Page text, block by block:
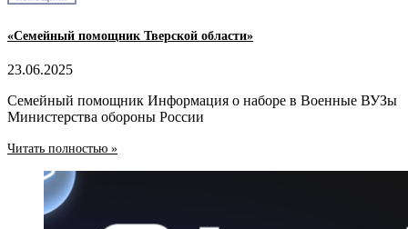
«Семейный помощник Тверской области»
23.06.2025
Семейный помощник Информация о наборе в Военные ВУЗы
Министерства обороны России
Читать полностью »